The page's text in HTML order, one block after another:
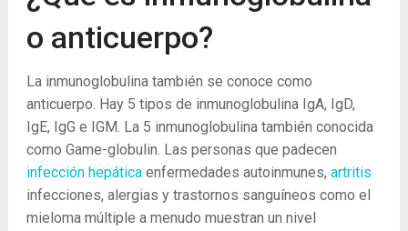
o anticuerpo?
La inmunoglobulina también se conoce como
anticuerpo. Hay 5 tipos de inmunoglobulina IgA, IgD,
IgE, IgG e IGM. La 5 inmunoglobulina también conocida
como Game-globulin. Las personas que padecen
infección hepática enfermedades autoinmunes, artritis
infecciones, alergias y trastornos sanguíneos como el
mieloma múltiple a menudo muestran un nivel